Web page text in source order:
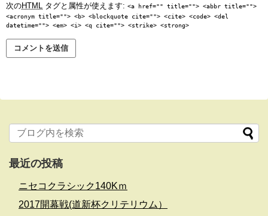
次のHTML タグと属性が使えます: <a href="" title=""> <abbr title="">
<acronym title=""> <b> <blockquote cite=""> <cite> <code> <del
datetime=""> <em> <i> <q cite=""> <strike> <strong>
最近の投稿
ニセコクラシック140Kｍ
2017開幕戦(道新杯クリテリウム）